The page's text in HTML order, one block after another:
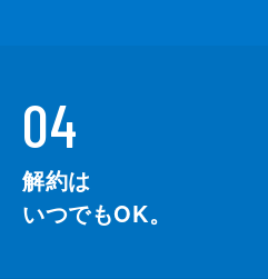
04
解約は
いつでもOK。